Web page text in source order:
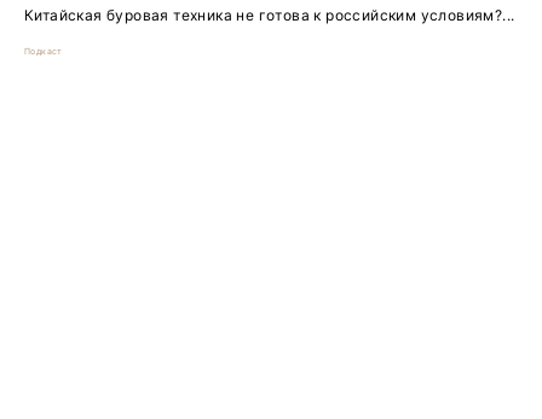
Китайская буровая техника не готова к российским условиям?...
Подкаст